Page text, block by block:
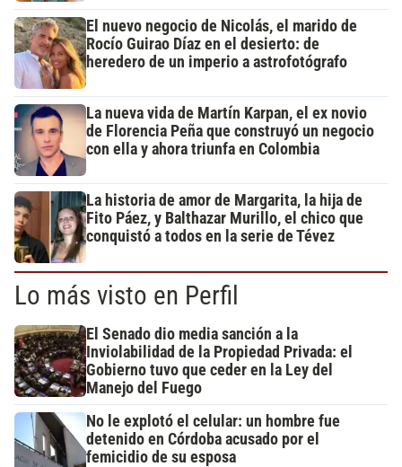
El nuevo negocio de Nicolás, el marido de
Rocío Guirao Díaz en el desierto: de
heredero de un imperio a astrofotógrafo
La nueva vida de Martín Karpan, el ex novio
de Florencia Peña que construyó un negocio
con ella y ahora triunfa en Colombia
La historia de amor de Margarita, la hija de
Fito Páez, y Balthazar Murillo, el chico que
conquistó a todos en la serie de Tévez
Lo más visto en Perfil
El Senado dio media sanción a la
Inviolabilidad de la Propiedad Privada: el
Gobierno tuvo que ceder en la Ley del
Manejo del Fuego
No le explotó el celular: un hombre fue
detenido en Córdoba acusado por el
femicidio de su esposa